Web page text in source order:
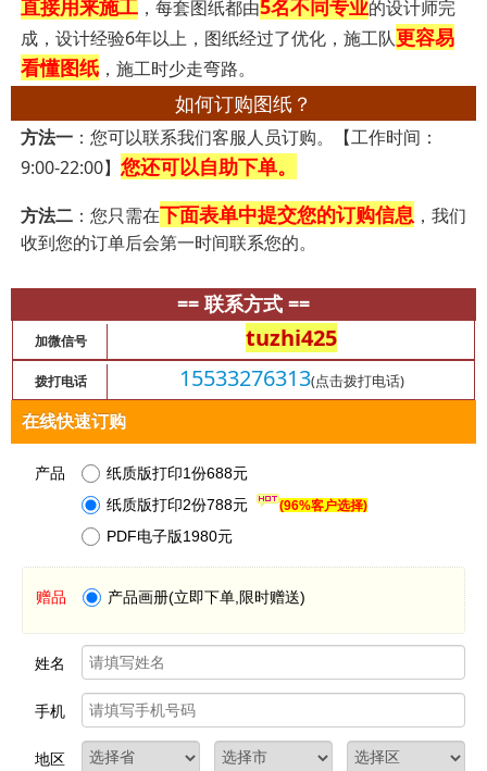
直接用来施工，每套图纸都由5名不同专业的设计师完
成，设计经验6年以上，图纸经过了优化，施工队更容易
看懂图纸，施工时少走弯路。
如何订购图纸？
方法一：您可以联系我们客服人员订购。【工作时间：
9:00-22:00】 您还可以自助下单。
方法二：您只需在下面表单中提交您的订购信息，我们
收到您的订单后会第一时间联系您的。
== 联系方式 ==
加微信号 tuzhi425
拨打电话 15533276313(点击拨打电话)